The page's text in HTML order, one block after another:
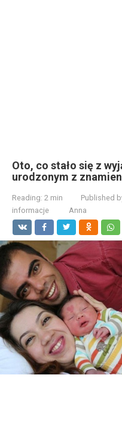
Oto, co stało się z
urodzonym z
Reading: 2 min Published
informacje
Anna